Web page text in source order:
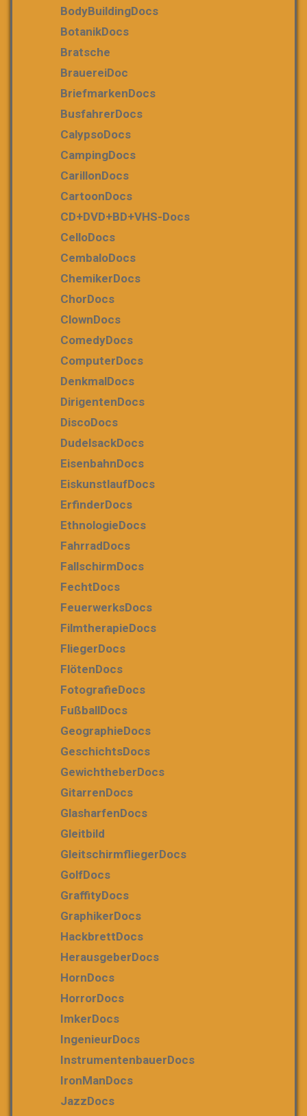
BodyBuildingDocs
BotanikDocs
Bratsche
BrauereiDoc
BriefmarkenDocs
BusfahrerDocs
CalypsoDocs
CampingDocs
CarillonDocs
CartoonDocs
CD+DVD+BD+VHS-Docs
CelloDocs
CembaloDocs
ChemikerDocs
ChorDocs
ClownDocs
ComedyDocs
ComputerDocs
DenkmalDocs
DirigentenDocs
DiscoDocs
DudelsackDocs
EisenbahnDocs
EiskunstlaufDocs
ErfinderDocs
EthnologieDocs
FahrradDocs
FallschirmDocs
FechtDocs
FeuerwerksDocs
FilmtherapieDocs
FliegerDocs
FlötenDocs
FotografieDocs
FußballDocs
GeographieDocs
GeschichtsDocs
GewichtheberDocs
GitarrenDocs
GlasharfenDocs
Gleitbild
GleitschirmfliegerDocs
GolfDocs
GraffityDocs
GraphikerDocs
HackbrettDocs
HerausgeberDocs
HornDocs
HorrorDocs
ImkerDocs
IngenieurDocs
InstrumentenbauerDocs
IronManDocs
JazzDocs